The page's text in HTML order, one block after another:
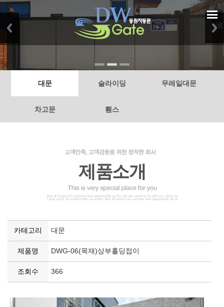
대문 슬라이딩 무레일대문
차고문 휀스
제품소개
카테고리 대문
제품명 DWG-06(목재)상부홀딩접이
조회수 366